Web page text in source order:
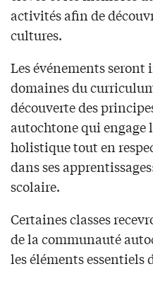
activités afin de
cultures.
Les événements seront
domaines du
découverte des
autochtone qui engage
holistique tout en
dans ses
scolaire.
Certaines classes
de la communauté
les éléments essentiels